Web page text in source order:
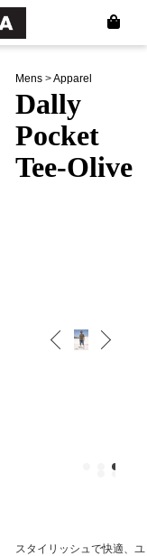
Mens >Apparel
Dally
Pocket
Tee-Olive
スタイリッシュで快適、ユ